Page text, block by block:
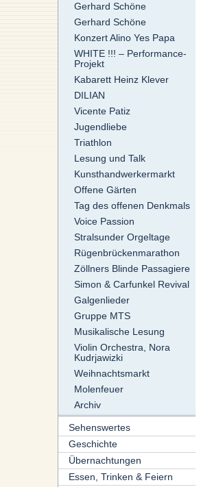
Gerhard Schöne
Gerhard Schöne
Konzert Alino Yes Papa
WHITE !!! – Performance-
Projekt
Kabarett Heinz Klever
DILIAN
Vicente Patiz
Jugendliebe
Triathlon
Lesung und Talk
Kunsthandwerkermarkt
Offene Gärten
Tag des offenen Denkmals
Voice Passion
Stralsunder Orgeltage
Rügenbrückenmarathon
Zöllners Blinde Passagiere
Simon & Carfunkel Revival
Galgenlieder
Gruppe MTS
Musikalische Lesung
Violin Orchestra, Nora
Kudrjawizki
Weihnachtsmarkt
Molenfeuer
Archiv
Sehenswertes
Geschichte
Übernachtungen
Essen, Trinken & Feiern